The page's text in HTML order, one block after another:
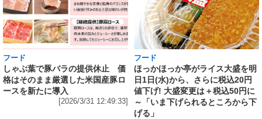
フード
しゃぶ葉で豚バラの提供休止 価
格はそのまま厳選した米国産豚ロ
ースを新たに導入
[2026/3/31 12:49:33]
フード
ほっかほっか亭がライス大盛を明
日1日(水)から、さらに税込20円
値下げ! 大盛変更は＋税込50円に
～「いま下げられるところから下
げる」